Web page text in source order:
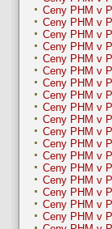
Ceny PHM v
Ceny PHM v
Ceny PHM v
Ceny PHM v
Ceny PHM v
Ceny PHM v
Ceny PHM v
Ceny PHM v
Ceny PHM v
Ceny PHM v
Ceny PHM v
Ceny PHM v
Ceny PHM v
Ceny PHM v
Ceny PHM v
Ceny PHM v
Ceny PHM v
Ceny PHM v